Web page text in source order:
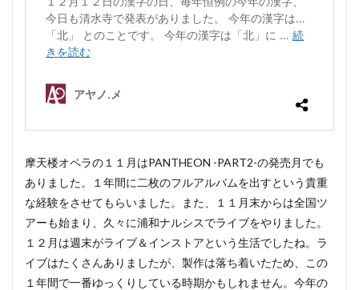
摩天楼オペラの１１月はPANTHEON -PART2-の発売月でも
ありました。１年間に二枚のフルアルバムを出すという貴重
な経験をさせてもらいました。また、１１月末からは全国ツ
アーも始まり、久々に浦和ナルシスでライブをやりました。
１２月は週末がライブ＆インストアという生活でしたね。ラ
イブはたくさんありましたが、製作は落ち着いたため、この
１年間で一番ゆっくりしている時期かもしれません。今年の